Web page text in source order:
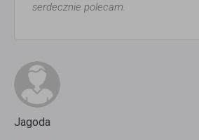
serdecznie polecam.
Jagoda